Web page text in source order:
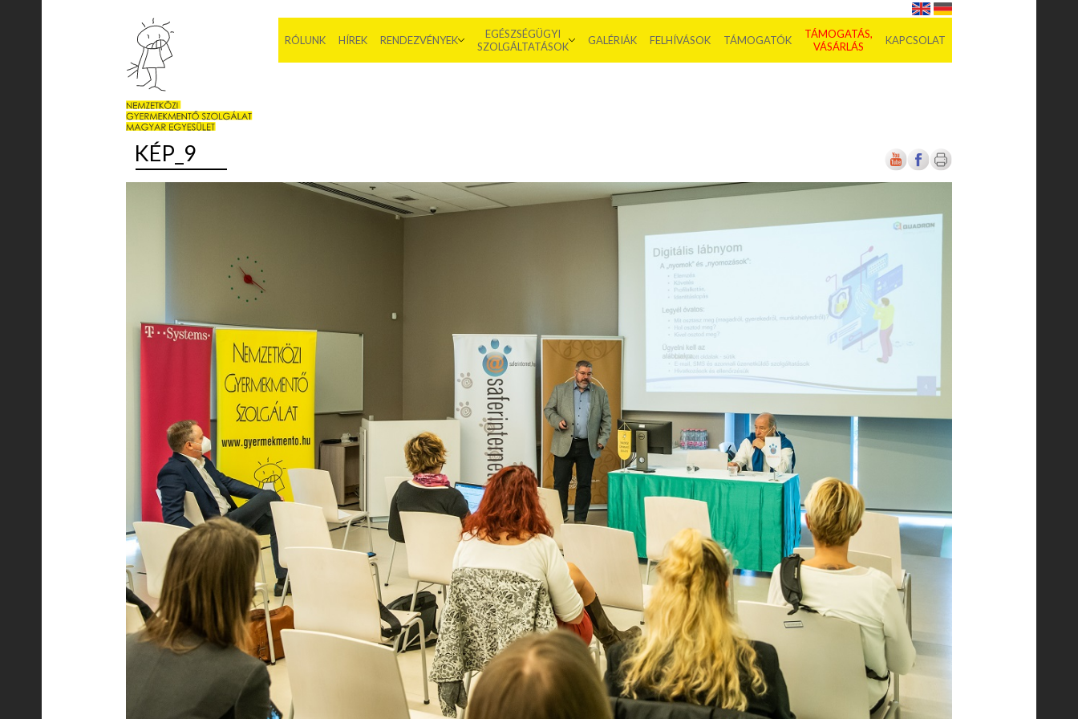
RÓLUNK HÍREK RENDEZVÉNYEK
EGÉSZSÉGÜGYI
SZOLGÁLTATÁSOK
GALÉRIÁK FELHÍVÁSOK TÁMOGATÓK
TÁMOGATÁS,
VÁSÁRLÁS
KAPCSOLAT
KÉP_9